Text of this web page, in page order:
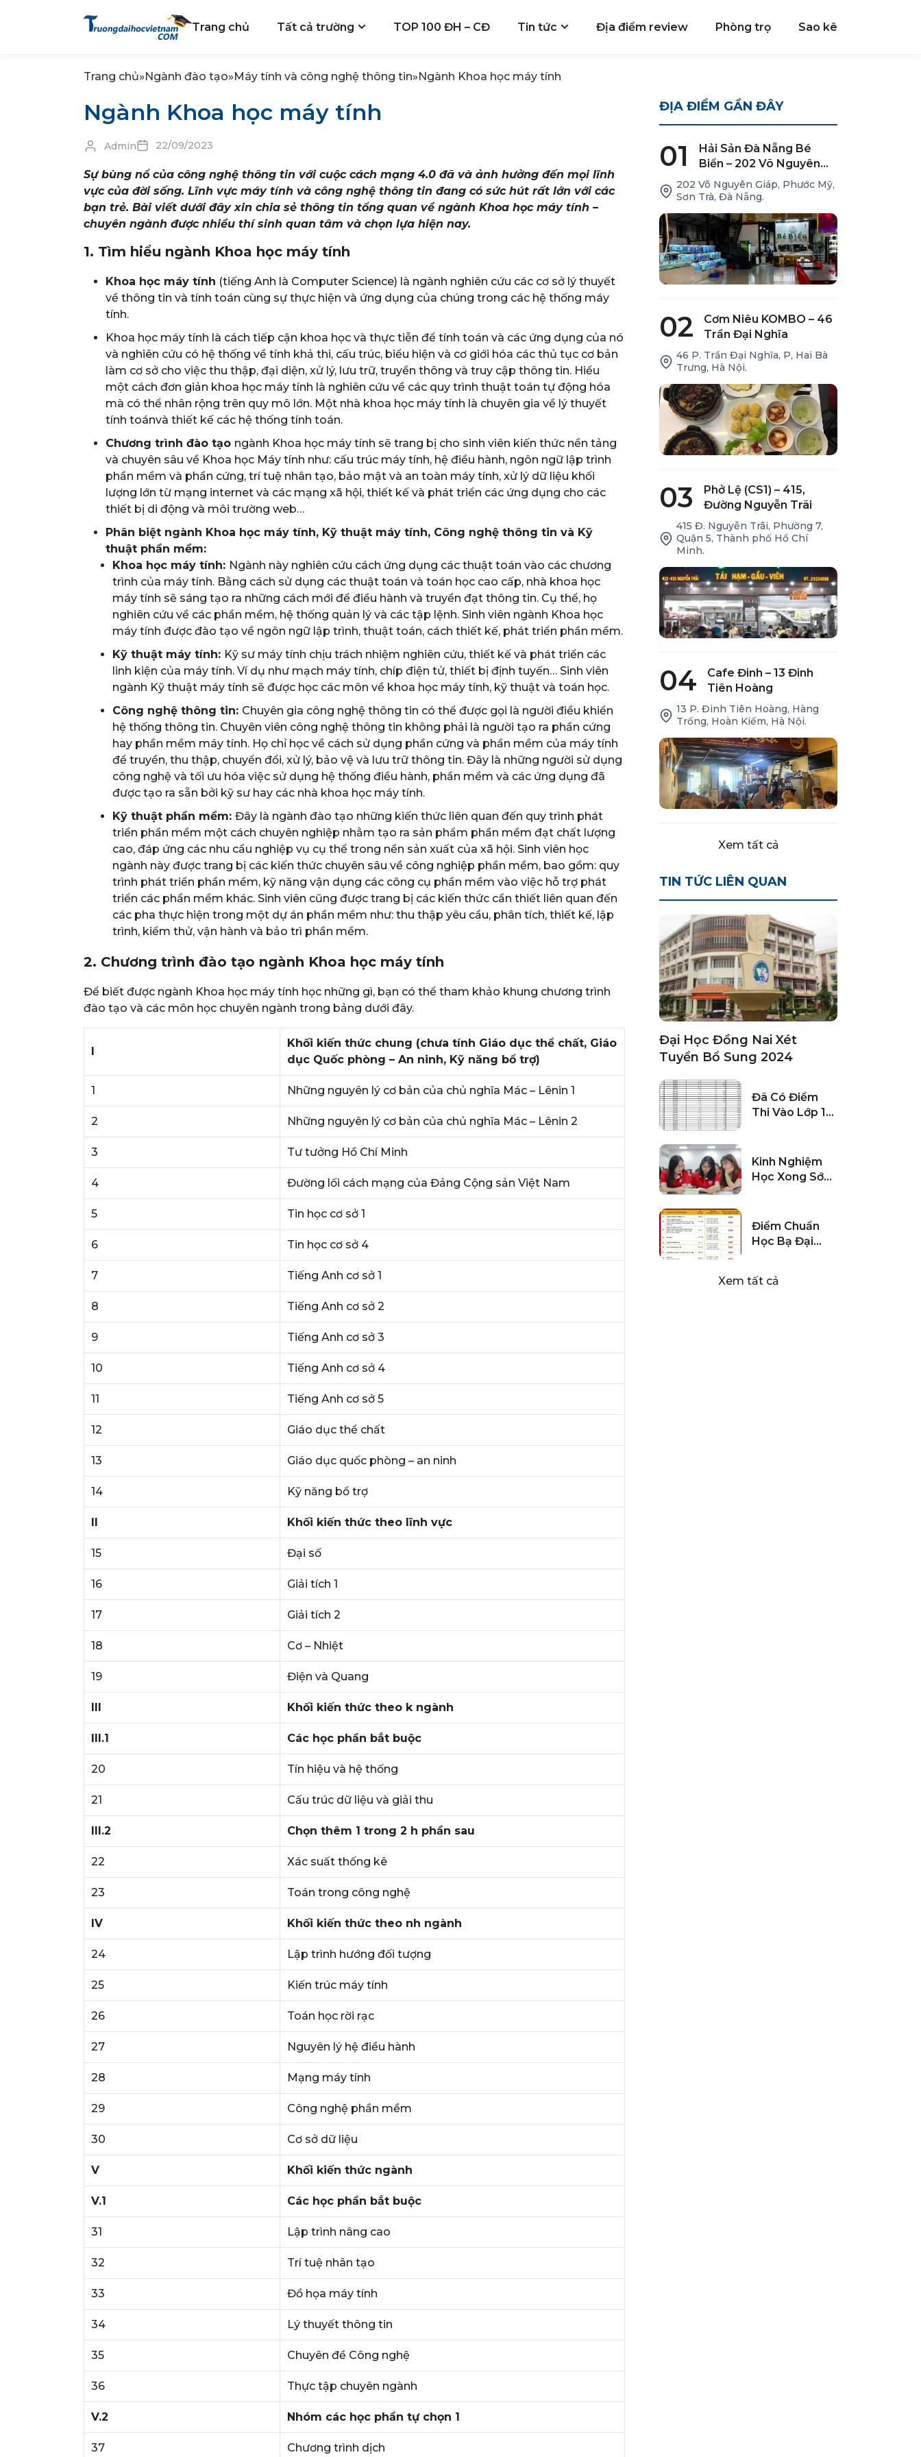
Trang chủ Tất cả trường TOP 100 ĐH – CĐ Tin tức Địa điểm review Phòng trọ Sao kê
Trang chủ»Ngành đào tạo»Máy tính và công nghệ thông tin»Ngành Khoa học máy tính
Ngành Khoa học máy tính
Admin 22/09/2023
Sự bùng nổ của công nghệ thông tin với cuộc cách mạng 4.0 đã và ảnh hưởng đến mọi lĩnh
vực của đời sống. Lĩnh vực máy tính và công nghệ thông tin đang có sức hút rất lớn với các
bạn trẻ. Bài viết dưới đây xin chia sẻ thông tin tổng quan về ngành Khoa học máy tính –
chuyên ngành được nhiều thí sinh quan tâm và chọn lựa hiện nay.
1. Tìm hiểu ngành Khoa học máy tính
Khoa học máy tính (tiếng Anh là Computer Science) là ngành nghiên cứu các cơ sở lý thuyết
về thông tin và tính toán cùng sự thực hiện và ứng dụng của chúng trong các hệ thống máy
tính.
Khoa học máy tính là cách tiếp cận khoa học và thực tiễn để tính toán và các ứng dụng của nó
và nghiên cứu có hệ thống về tính khả thi, cấu trúc, biểu hiện và cơ giới hóa các thủ tục cơ bản
làm cơ sở cho việc thu thập, đại diện, xử lý, lưu trữ, truyền thông và truy cập thông tin. Hiểu
một cách đơn giản khoa học máy tính là nghiên cứu về các quy trình thuật toán tự động hóa
mà có thể nhân rộng trên quy mô lớn. Một nhà khoa học máy tính là chuyên gia về lý thuyết
tính toánvà thiết kế các hệ thống tính toán.
Chương trình đào tạo ngành Khoa học máy tính sẽ trang bị cho sinh viên kiến thức nền tảng
và chuyên sâu về Khoa học Máy tính như: cấu trúc máy tính, hệ điều hành, ngôn ngữ lập trình
phần mềm và phần cứng, trí tuệ nhân tạo, bảo mật và an toàn máy tính, xử lý dữ liệu khối
lượng lớn từ mạng internet và các mạng xã hội, thiết kế và phát triển các ứng dụng cho các
thiết bị di động và môi trường web…
Phân biệt ngành Khoa học máy tính, Kỹ thuật máy tính, Công nghệ thông tin và Kỹ
thuật phần mềm:
Khoa học máy tính: Ngành này nghiên cứu cách ứng dụng các thuật toán vào các chương
trình của máy tính. Bằng cách sử dụng các thuật toán và toán học cao cấp, nhà khoa học
máy tính sẽ sáng tạo ra những cách mới để điều hành và truyền đạt thông tin. Cụ thể, họ
nghiên cứu về các phần mềm, hệ thống quản lý và các tập lệnh. Sinh viên ngành Khoa học
máy tính được đào tạo về ngôn ngữ lập trình, thuật toán, cách thiết kế, phát triển phần mềm.
Kỹ thuật máy tính: Kỹ sư máy tính chịu trách nhiệm nghiên cứu, thiết kế và phát triển các
linh kiện của máy tính. Ví dụ như mạch máy tính, chíp điện tử, thiết bị định tuyến… Sinh viên
ngành Kỹ thuật máy tính sẽ được học các môn về khoa học máy tính, kỹ thuật và toán học.
Công nghệ thông tin: Chuyên gia công nghệ thông tin có thể được gọi là người điều khiển
hệ thống thông tin. Chuyên viên công nghệ thông tin không phải là người tạo ra phần cứng
hay phần mềm máy tính. Họ chỉ học về cách sử dụng phần cứng và phần mềm của máy tính
để truyền, thu thập, chuyển đổi, xử lý, bảo vệ và lưu trữ thông tin. Đây là những người sử dụng
công nghệ và tối ưu hóa việc sử dụng hệ thống điều hành, phần mềm và các ứng dụng đã
được tạo ra sẵn bởi kỹ sư hay các nhà khoa học máy tính.
Kỹ thuật phần mềm: Đây là ngành đào tạo những kiến thức liên quan đến quy trình phát
triển phần mềm một cách chuyên nghiệp nhằm tạo ra sản phẩm phần mềm đạt chất lượng
cao, đáp ứng các nhu cầu nghiệp vụ cụ thể trong nền sản xuất của xã hội. Sinh viên học
ngành này được trang bị các kiến thức chuyên sâu về công nghiệp phần mềm, bao gồm: quy
trình phát triển phần mềm, kỹ năng vận dụng các công cụ phần mềm vào việc hỗ trợ phát
triển các phần mềm khác. Sinh viên cũng được trang bị các kiến thức cần thiết liên quan đến
các pha thực hiện trong một dự án phần mềm như: thu thập yêu cầu, phân tích, thiết kế, lập
trình, kiểm thử, vận hành và bảo trì phần mềm.
2. Chương trình đào tạo ngành Khoa học máy tính
Để biết được ngành Khoa học máy tính học những gì, bạn có thể tham khảo khung chương trình
đào tạo và các môn học chuyên ngành trong bảng dưới đây.
I
Khối kiến thức chung (chưa tính Giáo dục thể chất, Giáo
dục Quốc phòng – An ninh, Kỹ năng bổ trợ)
1 Những nguyên lý cơ bản của chủ nghĩa Mác – Lênin 1
2 Những nguyên lý cơ bản của chủ nghĩa Mác – Lênin 2
3 Tư tưởng Hồ Chí Minh
4 Đường lối cách mạng của Đảng Cộng sản Việt Nam
5 Tin học cơ sở 1
6 Tin học cơ sở 4
7 Tiếng Anh cơ sở 1
8 Tiếng Anh cơ sở 2
9 Tiếng Anh cơ sở 3
10 Tiếng Anh cơ sở 4
11 Tiếng Anh cơ sở 5
12 Giáo dục thể chất
13 Giáo dục quốc phòng – an ninh
14 Kỹ năng bổ trợ
II Khối kiến thức theo lĩnh vực
15 Đại số
16 Giải tích 1
17 Giải tích 2
18 Cơ – Nhiệt
19 Điện và Quang
III Khối kiến thức theo k ngành
III.1 Các học phần bắt buộc
20 Tín hiệu và hệ thống
21 Cấu trúc dữ liệu và giải thu
III.2 Chọn thêm 1 trong 2 h phần sau
22 Xác suất thống kê
23 Toán trong công nghệ
IV Khối kiến thức theo nh ngành
24 Lập trình hướng đối tượng
25 Kiến trúc máy tính
26 Toán học rời rạc
27 Nguyên lý hệ điều hành
28 Mạng máy tính
29 Công nghệ phần mềm
30 Cơ sở dữ liệu
V Khối kiến thức ngành
V.1 Các học phần bắt buộc
31 Lập trình nâng cao
32 Trí tuệ nhân tạo
33 Đồ họa máy tính
34 Lý thuyết thông tin
35 Chuyên đề Công nghệ
36 Thực tập chuyên ngành
V.2 Nhóm các học phần tự chọn 1
37 Chương trình dịch
ĐỊA ĐIỂM GẦN ĐÂY
01
Hải Sản Đà Nẵng Bé
Biển – 202 Võ Nguyên
Giáp
202 Võ Nguyên Giáp, Phước Mỹ,
Sơn Trà, Đà Nẵng.
02
Cơm Niêu KOMBO – 46
Trần Đại Nghĩa
46 P. Trần Đại Nghĩa, P, Hai Bà
Trưng, Hà Nội.
03
Phở Lệ (CS1) – 415,
Đường Nguyễn Trãi
415 Đ. Nguyễn Trãi, Phường 7,
Quận 5, Thành phố Hồ Chí
Minh.
04
Cafe Đinh – 13 Đinh
Tiên Hoàng
13 P. Đinh Tiên Hoàng, Hàng
Trống, Hoàn Kiếm, Hà Nội.
Xem tất cả
TIN TỨC LIÊN QUAN
Đại Học Đồng Nai Xét
Tuyển Bổ Sung 2024
Đã Có Điểm
Thi Vào Lớp 10
Kinh Nghiệm
Học Xong Sớm
Viên
Điểm Chuẩn
Học Bạ Đại
Đông 2024
Xem tất cả